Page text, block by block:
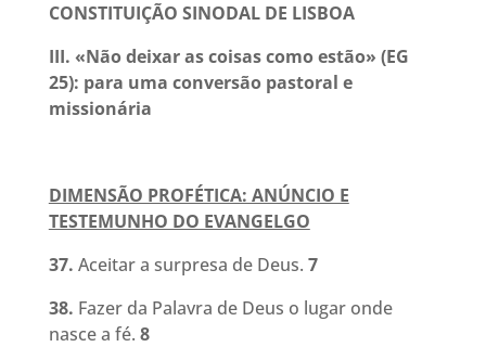
CONSTITUIÇÃO SINODAL DE LISBOA
III. «Não deixar as coisas como estão» (EG
25): para uma conversão pastoral e
missionária
DIMENSÃO PROFÉTICA: ANÚNCIO E
TESTEMUNHO DO EVANGELGO
37. Aceitar a surpresa de Deus. 7
38. Fazer da Palavra de Deus o lugar onde
nasce a fé. 8